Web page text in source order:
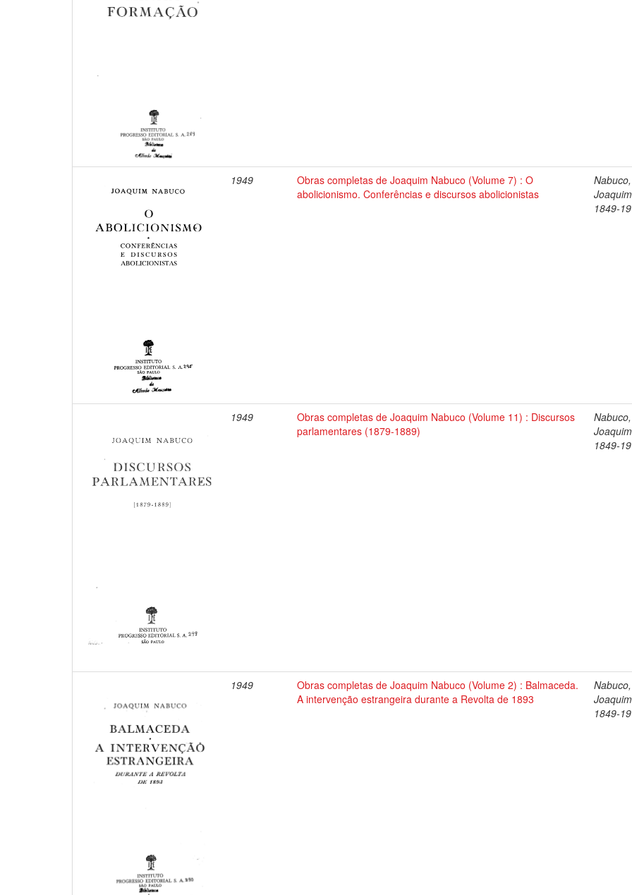
1949
Obras completas de Joaquim Nabuco (Volume 7) : O
abolicionismo. Conferências e discursos abolicionistas
Nabuco,
1849-
1949
Obras completas de Joaquim Nabuco (Volume 11) : Discursos
parlamentares (1879-1889)
Nabuco,
1849-
1949
Obras completas de Joaquim Nabuco (Volume 2) : Balmaceda.
A intervenção estrangeira durante a Revolta de 1893
Nabuco,
1849-